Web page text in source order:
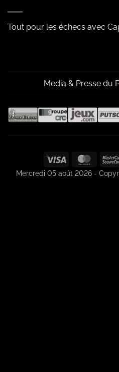
Tout pour les échecs avec
Media & Presse du
Visa
Mercredi 05 août 2026 -